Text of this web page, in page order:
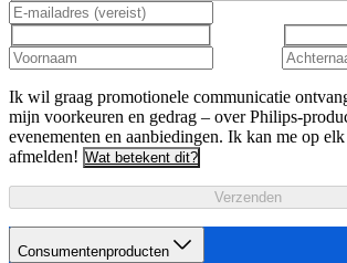
Ik wil graag promotionele communicatie
mijn voorkeuren en gedrag – over Philips-
evenementen en aanbiedingen. Ik kan me op
afmelden! Wat betekent dit?
Verzenden
Consumentenproducten